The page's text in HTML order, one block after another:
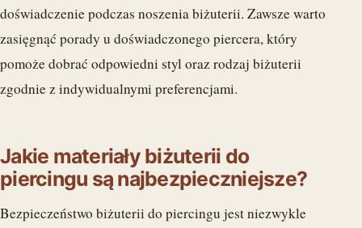
doświadczenie podczas noszenia biżuterii. Zawsze warto
zasięgnąć porady u doświadczonego piercera, który
pomoże dobrać odpowiedni styl oraz rodzaj biżuterii
zgodnie z indywidualnymi preferencjami.
Jakie materiały biżuterii do
piercingu są najbezpieczniejsze?
Bezpieczeństwo biżuterii do piercingu jest niezwykle